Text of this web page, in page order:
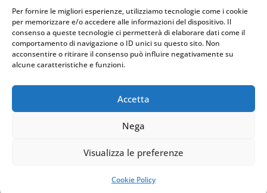
Per fornire le migliori esperienze, utilizziamo tecnologie come i cookie
per memorizzare e/o accedere alle informazioni del dispositivo. Il
consenso a queste tecnologie ci permetterà di elaborare dati come il
comportamento di navigazione o ID unici su questo sito. Non
acconsentire o ritirare il consenso può influire negativamente su
alcune caratteristiche e funzioni.
Accetta
Nega
Visualizza le preferenze
Cookie Policy
chiavicodificate@gmail.com
Privacy Policy
Cookie Policy
MAPS
CHIAMA ORA
PREVENTIVO IMMEDIATO